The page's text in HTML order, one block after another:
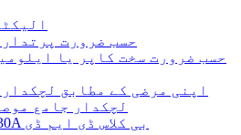
حسب ضرورت پرتدار
حسب ضرورت سخت کاپر یا
اپنی مرضی کے مطابق لچکدار
لچکدار جامع
6630/6630A بی کلاس ڈی ایم ڈی